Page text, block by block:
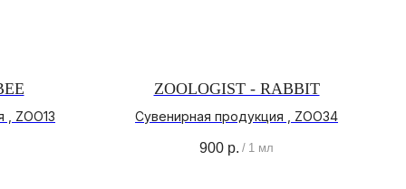
, ZOO13
ZOOLOGIST - RABBIT
Сувенирная продукция , ZOO34
900 р. / 1 мл